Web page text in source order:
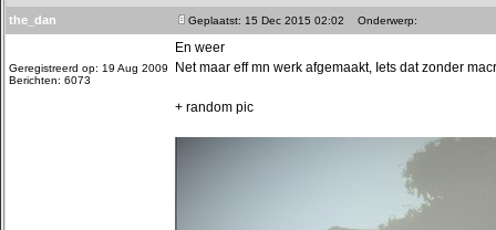
the_dan Geplaatst: 15 Dec 2015 02:02 Onderwerp:
Geregistreerd op: 19 Aug 2009
Berichten: 6073
En weer
Net maar eff mn werk afgemaakt, Iets dat zonder
+ random pic